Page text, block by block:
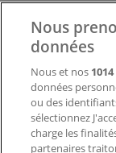
Contactez-nous
Demande
Magasin
Signaler un
Vous
Nous
données
Nous et nos 1014
données
ou des
sélectionnez
charge les
partenaires